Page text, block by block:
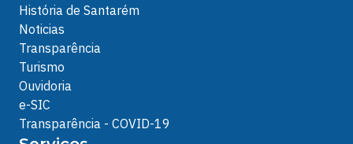
História de Santarém
Noticias
Transparência
Turismo
Ouvidoria
e-SIC
Transparência - COVID-19